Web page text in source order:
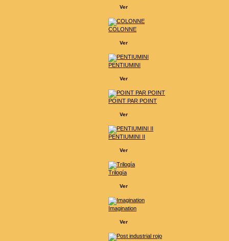
Ver
COLONNE
Ver
PENTIUMINI
Ver
POINT PAR POINT
Ver
PENTIUMINI II
Ver
Trilogía
Ver
Imagination
Ver